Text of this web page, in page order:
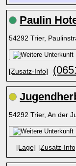
Paulin
54292 Trier,
[Zusatz-Info]
54292 Trier, An der
[Lage] [Zusatz-